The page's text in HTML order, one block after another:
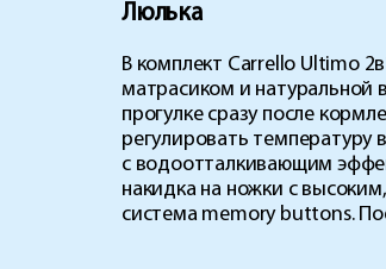
Люлька
В комплект Carrello Ultimo
матрасиком и натуральной
прогулке сразу после
регулировать температуру
с водоотталкивающим
накидка на ножки с
система memory buttons.